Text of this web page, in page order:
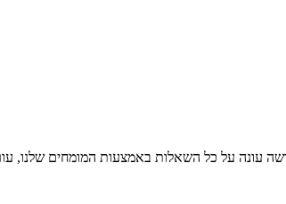
עונה על כל השאלות באמצעות המומחים שלנו,